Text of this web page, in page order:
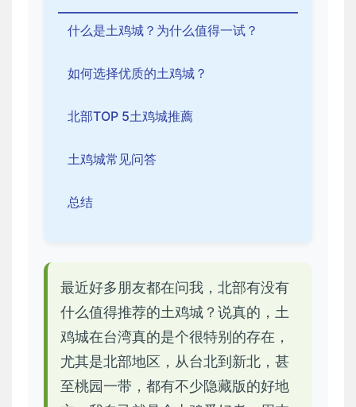
什么是土鸡城？为什么值得一试？
如何选择优质的土鸡城？
北部TOP 5土鸡城推薦
土鸡城常见问答
总结
最近好多朋友都在问我，北部有没有
什么值得推荐的土鸡城？说真的，土
鸡城在台湾真的是个很特别的存在，
尤其是北部地区，从台北到新北，甚
至桃园一带，都有不少隐藏版的好地